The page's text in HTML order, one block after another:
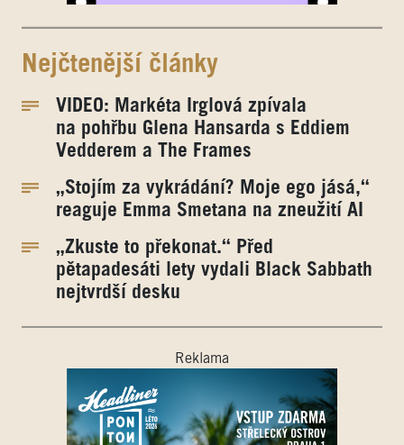
Nejčtenější články
VIDEO: Markéta Irglová zpívala
na pohřbu Glena Hansarda s Eddiem
Vedderem a The Frames
„Stojím za vykrádání? Moje ego jásá,“
reaguje Emma Smetana na zneužití AI
„Zkuste to překonat.“ Před
pětapadesáti lety vydali Black Sabbath
nejtvrdší desku
Reklama